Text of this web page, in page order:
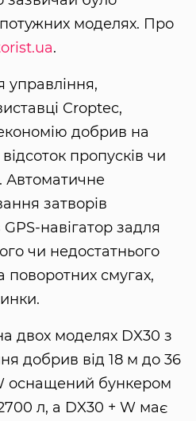
моделях. Про
.
управління,
Croptec,
добрив на
пропусків чи
Автоматичне
затворів
навігатор задля
чи недостатнього
смугах,
двох моделях DX30 з
добрив від 18 м до 36
оснащений бункером
л, а DX30 + W має